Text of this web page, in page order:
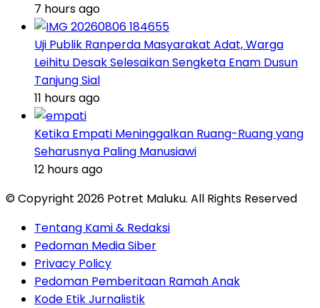
7 hours ago
Uji Publik Ranperda Masyarakat Adat, Warga
Leihitu Desak Selesaikan Sengketa Enam Dusun
Tanjung Sial
11 hours ago
Ketika Empati Meninggalkan Ruang-Ruang yang
Seharusnya Paling Manusiawi
12 hours ago
© Copyright 2026 Potret Maluku. All Rights Reserved
Tentang Kami & Redaksi
Pedoman Media Siber
Privacy Policy
Pedoman Pemberitaan Ramah Anak
Kode Etik Jurnalistik